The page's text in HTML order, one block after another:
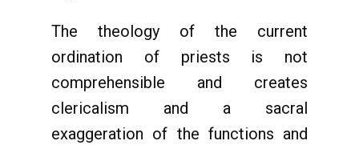
The theology of the current
ordination of priests is not
comprehensible and creates
clericalism and a sacral
exaggeration of the functions and